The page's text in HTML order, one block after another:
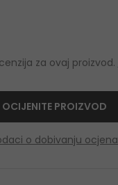
za ovaj proizvod.
OCIJENITE PROIZVOD
o dobivanju ocjena